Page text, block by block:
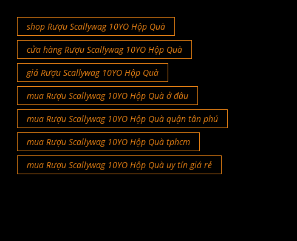
shop Rượu Scallywag 10YO Hộp Quà
cửa hàng Rượu Scallywag 10YO Hộp Quà
giá Rượu Scallywag 10YO Hộp Quà
mua Rượu Scallywag 10YO Hộp Quà ở đâu
mua Rượu Scallywag 10YO Hộp Quà quận tân phú
mua Rượu Scallywag 10YO Hộp Quà tphcm
mua Rượu Scallywag 10YO Hộp Quà uy tín giá rẻ